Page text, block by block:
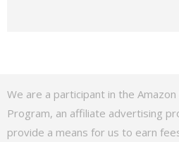
We are a participant in the
Program, an affiliate advertising
provide a means for us to earn